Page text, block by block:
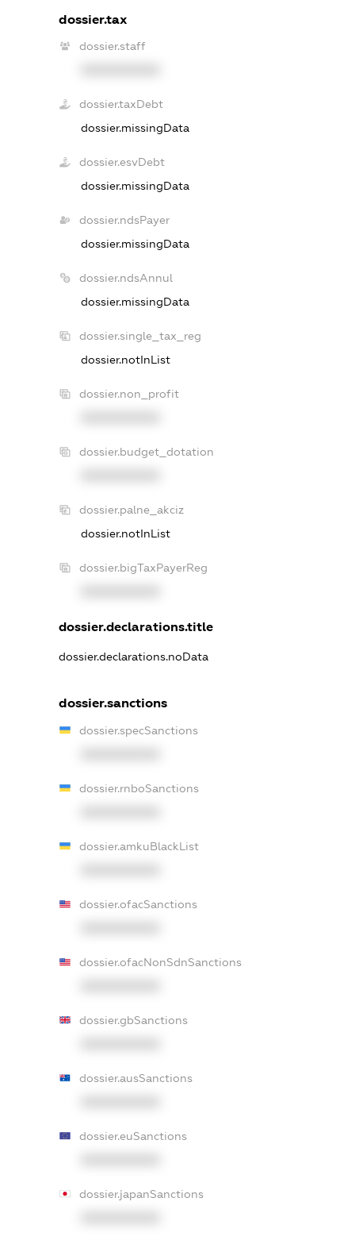
dossier.tax
dossier.staff
dossier.taxDebt
dossier.missingData
dossier.esvDebt
dossier.missingData
dossier.ndsPayer
dossier.missingData
dossier.ndsAnnul
dossier.missingData
dossier.single_tax_reg
dossier.notInList
dossier.non_profit
dossier.budget_dotation
dossier.palne_akciz
dossier.notInList
dossier.bigTaxPayerReg
dossier.declarations.title
dossier.declarations.noData
dossier.sanctions
dossier.specSanctions
dossier.rnboSanctions
dossier.amkuBlackList
dossier.ofacSanctions
dossier.ofacNonSdnSanctions
dossier.gbSanctions
dossier.ausSanctions
dossier.euSanctions
dossier.japanSanctions